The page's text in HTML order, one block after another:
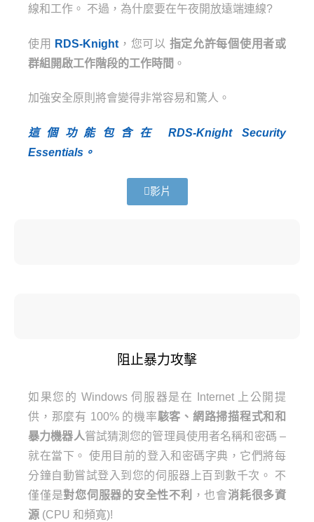
線和工作。 不過，為什麼要在午夜開放遠端連線?
使用 RDS-Knight ，您可以 指定允許每個使用者或
群組開啟工作階段的工作時間 。
加強安全原則將會變得非常容易和驚人。
這個功能包含在 RDS-Knight Security
Essentials。
影片
阻止暴力攻擊
如果您的 Windows 伺服器是在 Internet 上公開提
供，那麼有 100% 的機率駭客、網路掃描程式和和
暴力機器人嘗試猜測您的管理員使用者名稱和密碼 –
就在當下。使用目前的登入和密碼字典，它們將每
分鐘自動嘗試登入到您的伺服器上百到數千次。 不
僅僅是對您伺服器的安全性不利 ，也會消耗很多資
源 (CPU 和頻寬)!